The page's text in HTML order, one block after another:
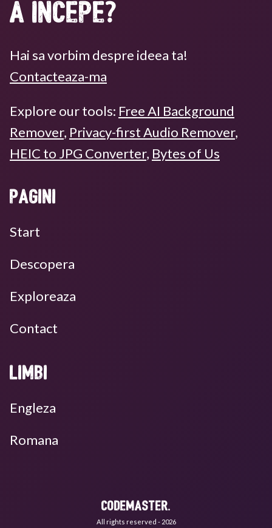
a incepe?
Hai sa vorbim despre ideea ta!
Contacteaza-ma
Explore our tools: Free AI Background
Remover, Privacy-first Audio Remover,
HEIC to JPG Converter, Bytes of Us
Pagini
Start
Descopera
Exploreaza
Contact
Limbi
Engleza
Romana
CodeMaster.
All rights reserved - 2026